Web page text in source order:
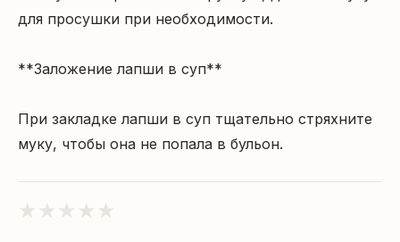
для просушки при необходимости.
**Заложение лапши в суп**
При закладке лапши в суп тщательно стряхните
муку, чтобы она не попала в бульон.
★ ★ ★ ★ ★